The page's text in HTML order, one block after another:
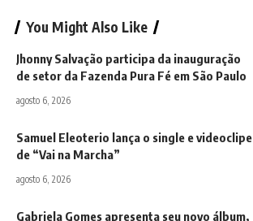
You Might Also Like
Jhonny Salvação participa da inauguração
de setor da Fazenda Pura Fé em São Paulo
agosto 6, 2026
Samuel Eleoterio lança o single e videoclipe
de “Vai na Marcha”
agosto 6, 2026
Gabriela Gomes apresenta seu novo álbum,